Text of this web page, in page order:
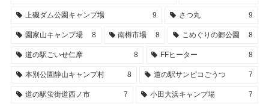
上磯ダム公園キャンプ場 9 さつ丸 9
園家山キャンプ場 8 南樽市場 8 こめぐりの郷公園 8
道の駅ごいせ仁摩 8 FFヒーター 8
本別公園静山キャンプ村 8 道の駅サンピコごうつ 7
道の駅蛍街道西ノ市 7 小田大浜キャンプ場 7